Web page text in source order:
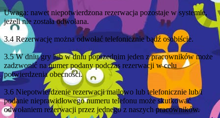
Uwaga: nawet niepotwierdzona rezerwacja pozostaje w systemie,
jeżeli nie została odwołana.
3.4 Rezerwację można odwołać telefonicznie bądź osobiście.
3.5 W dniu gry lub w dniu poprzednim jeden z pracowników może
zadzwonić na numer podany podczas rezerwacji w celu
potwierdzenia obecności.
3.6 Niepotwierdzenie rezerwacji mailowo lub telefonicznie lub/i
podanie nieprawidłowego numeru telefonu może skutkować
odwołaniem rezerwacji przez jednego z naszych pracowników.